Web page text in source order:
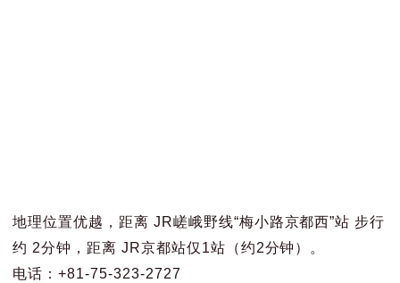
地理位置优越，距离 JR嵯峨野线“梅小路京都西”站 步行
约 2分钟，距离 JR京都站仅1站（约2分钟）。
电话：+81-75-323-2727